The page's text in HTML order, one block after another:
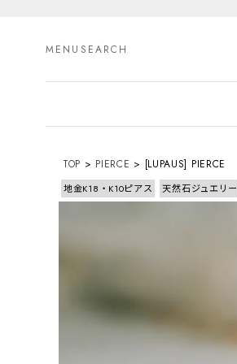
MENU SEARCH
TOP PIERCE [LUPAUS] PIERCE
地金K18・K10ピアス 天然石ジュエリー